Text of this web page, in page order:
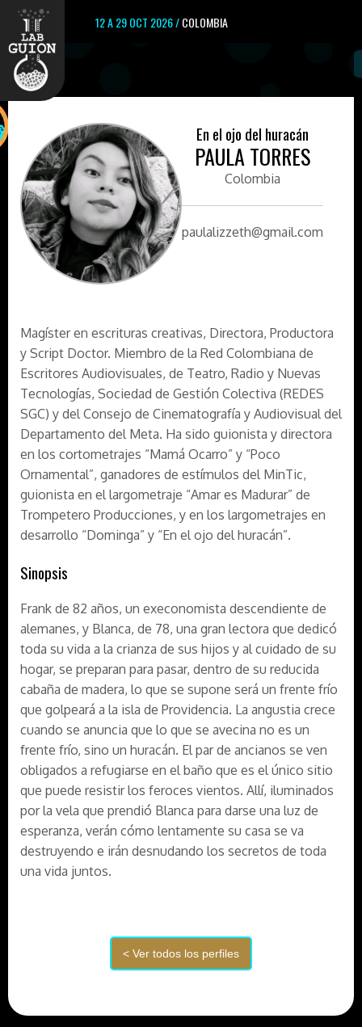
12 A 29 OCT 2026 /COLOMBIA
En el ojo del huracán
PAULA TORRES
Colombia
paulalizzeth@gmail.com
Magíster en escrituras creativas, Directora, Productora
y Script Doctor. Miembro de la Red Colombiana de
Escritores Audiovisuales, de Teatro, Radio y Nuevas
Tecnologías, Sociedad de Gestión Colectiva (REDES
SGC) y del Consejo de Cinematografía y Audiovisual del
Departamento del Meta. Ha sido guionista y directora
en los cortometrajes “Mamá Ocarro” y “Poco
Ornamental”, ganadores de estímulos del MinTic,
guionista en el largometraje “Amar es Madurar” de
Trompetero Producciones, y en los largometrajes en
desarrollo “Dominga” y “En el ojo del huracán”.
Sinopsis
Frank de 82 años, un execonomista descendiente de
alemanes, y Blanca, de 78, una gran lectora que dedicó
toda su vida a la crianza de sus hijos y al cuidado de su
hogar, se preparan para pasar, dentro de su reducida
cabaña de madera, lo que se supone será un frente frío
que golpeará a la isla de Providencia. La angustia crece
cuando se anuncia que lo que se avecina no es un
frente frío, sino un huracán. El par de ancianos se ven
obligados a refugiarse en el baño que es el único sitio
que puede resistir los feroces vientos. Allí, iluminados
por la vela que prendió Blanca para darse una luz de
esperanza, verán cómo lentamente su casa se va
destruyendo e irán desnudando los secretos de toda
una vida juntos.